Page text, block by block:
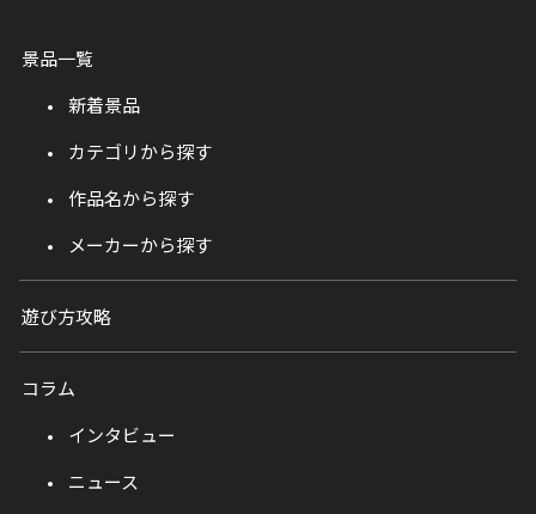
景品一覧
新着景品
カテゴリから探す
作品名から探す
メーカーから探す
遊び方攻略
コラム
インタビュー
ニュース